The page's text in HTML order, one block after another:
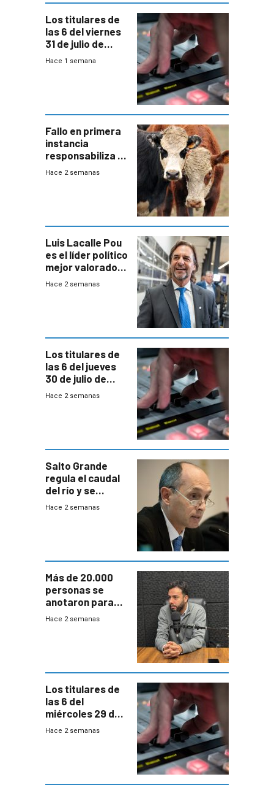
Los titulares de
las 6 del viernes
31 de julio de
2026
Hace 1 semana
Fallo en primera
instancia
responsabiliza al
Estado por falta
Hace 2 semanas
Luis Lacalle Pou
es el líder político
mejor valorado
del país, según
Hace 2 semanas
Los titulares de
las 6 del jueves
30 de julio de
2026
Hace 2 semanas
Salto Grande
regula el caudal
del río y se
prepara para un
Hace 2 semanas
Más de 20.000
personas se
anotaron para
las pruebas
Hace 2 semanas
Los titulares de
las 6 del
miércoles 29 de
julio de 2026
Hace 2 semanas